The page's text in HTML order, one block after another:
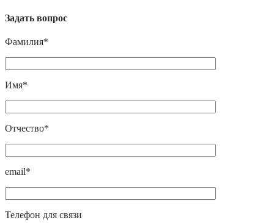
Задать вопрос
Фамилия*
Имя*
Отчество*
email*
Телефон для связи